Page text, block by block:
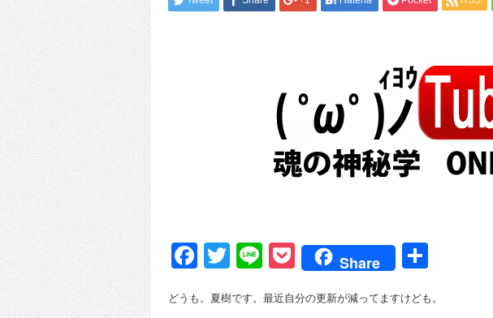
Facebook
Twitter
LinePocket
Share
どうも。夏樹です。最近自分の更新が減ってますけども。